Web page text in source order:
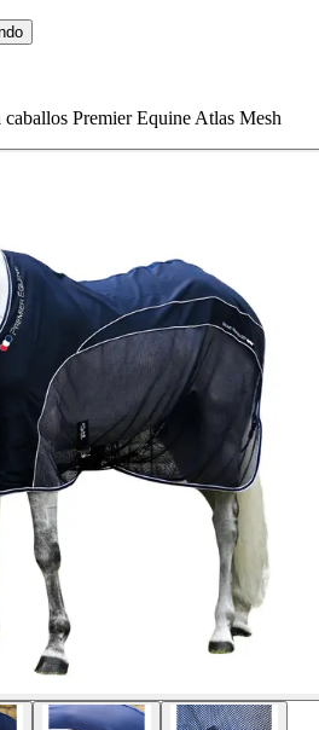
caballos Premier Equine Atlas Mesh